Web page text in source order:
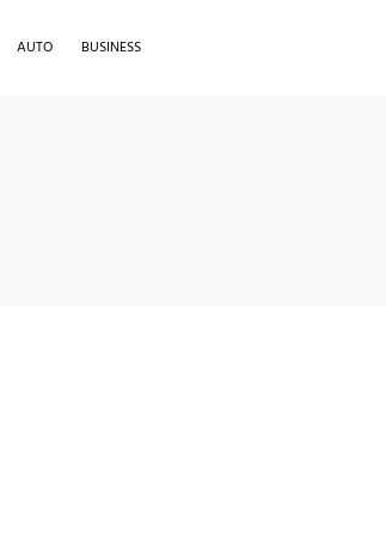
AUTO BUSINESS